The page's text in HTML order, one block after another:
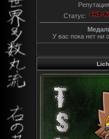
Статус:
У вас пока нет ни